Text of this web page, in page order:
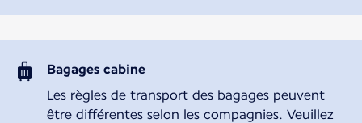
Bagages cabine
Les règles de transport des bagages peuvent
être différentes selon les compagnies. Veuillez